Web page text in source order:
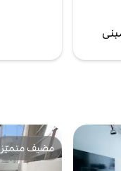
مضيف متميّز
مضيف متميّز